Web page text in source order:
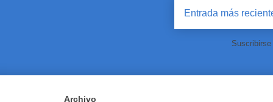
Entrada más
Archivo